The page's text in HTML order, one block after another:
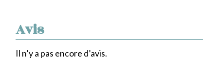
Avis
Il n’y a pas encore d’avis.